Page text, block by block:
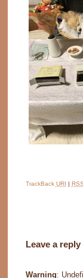
TrackBack URI | RSS
Leave a reply
Warning: